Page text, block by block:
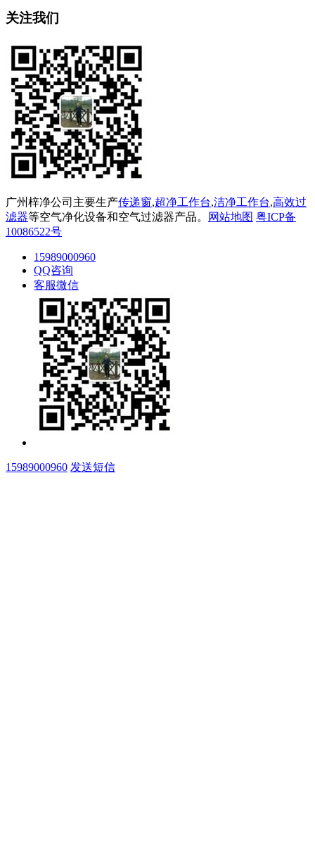
关注我们
广州梓净公司主要生产传递窗,超净工作台,洁净工作台,高效过
滤器等空气净化设备和空气过滤器产品。 网站地图 粤ICP备
10086522号
15989000960
QQ咨询
客服微信
15989000960 发送短信